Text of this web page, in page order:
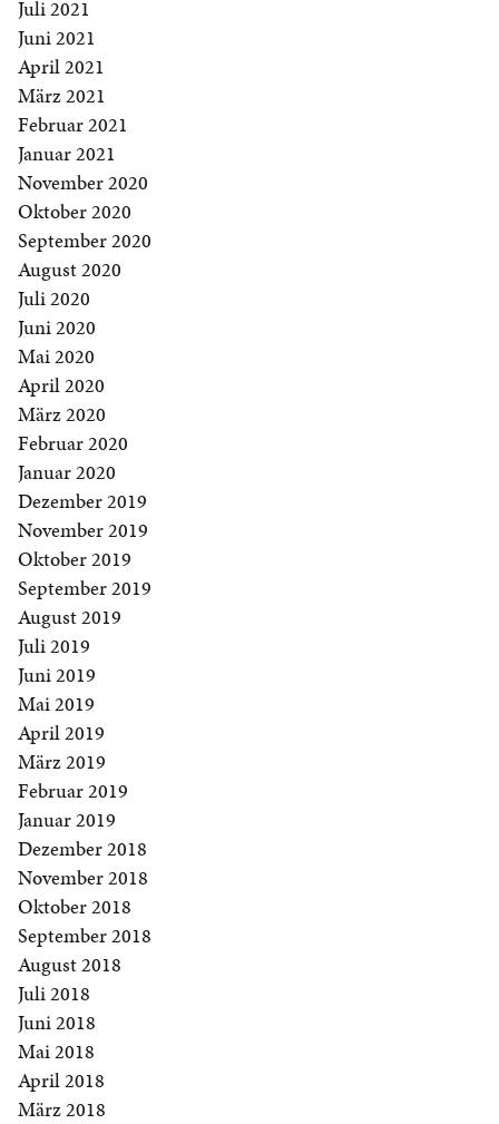
Juli 2021
Juni 2021
April 2021
März 2021
Februar 2021
Januar 2021
November 2020
Oktober 2020
September 2020
August 2020
Juli 2020
Juni 2020
Mai 2020
April 2020
März 2020
Februar 2020
Januar 2020
Dezember 2019
November 2019
Oktober 2019
September 2019
August 2019
Juli 2019
Juni 2019
Mai 2019
April 2019
März 2019
Februar 2019
Januar 2019
Dezember 2018
November 2018
Oktober 2018
September 2018
August 2018
Juli 2018
Juni 2018
Mai 2018
April 2018
März 2018